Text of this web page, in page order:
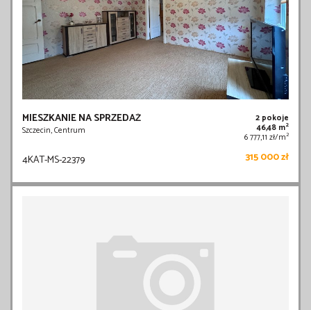
MIESZKANIE NA SPRZEDAŻ
Szczecin, Centrum
2 pokoje
46,48 m2
6 777,11 zł/m2
4KAT-MS-22379 315 000 zł